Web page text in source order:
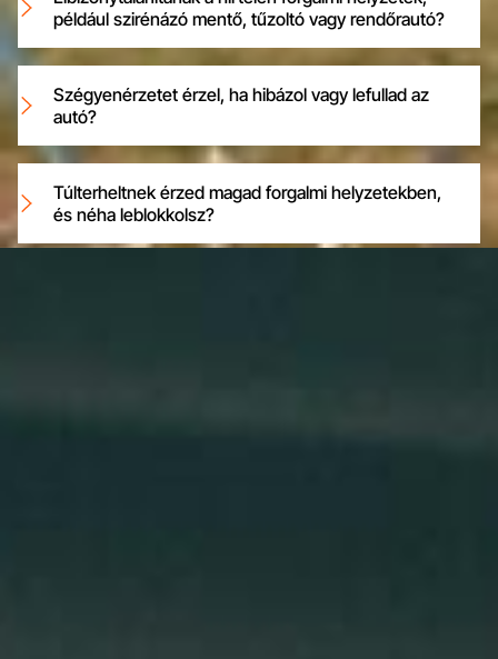
például szirénázó mentő, tűzoltó vagy rendőrautó?
Szégyenérzetet érzel, ha hibázol vagy lefullad az
autó?
Túlterheltnek érzed magad forgalmi helyzetekben,
és néha leblokkolsz?